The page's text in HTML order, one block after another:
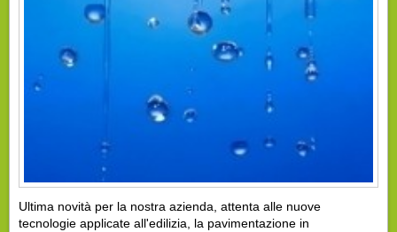
Ultima novità per la nostra azienda, attenta alle nuove
tecnologie applicate all'edilizia, la pavimentazione in